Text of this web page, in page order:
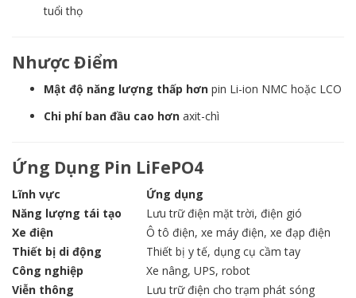
tuổi thọ
Nhược Điểm
Mật độ năng lượng thấp hơn pin Li-ion NMC hoặc LCO
Chi phí ban đầu cao hơn axit-chì
Ứng Dụng Pin LiFePO4
Lĩnh vực
Ứng dụng
Năng lượng tái tạo
Lưu trữ điện mặt trời, điện gió
Xe điện
Ô tô điện, xe máy điện, xe đạp điện
Thiết bị di động
Thiết bị y tế, dụng cụ cầm tay
Công nghiệp
Xe nâng, UPS, robot
Viễn thông
Lưu trữ điện cho trạm phát sóng